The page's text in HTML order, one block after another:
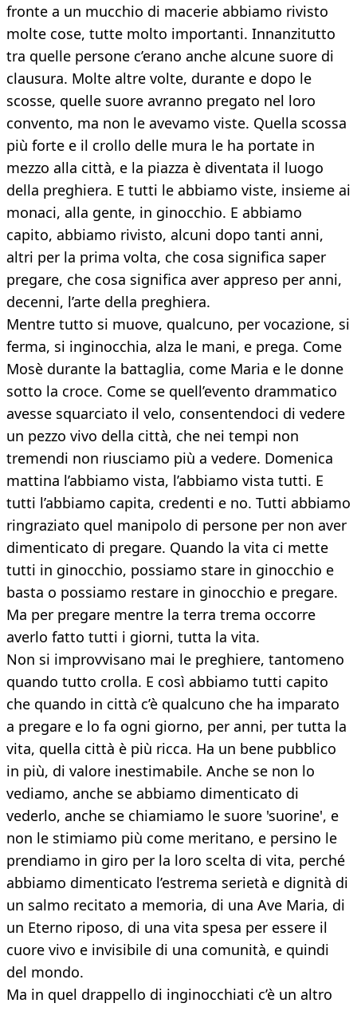
fronte a un mucchio di macerie abbiamo rivisto
molte cose, tutte molto importanti. Innanzitutto
tra quelle persone c’erano anche alcune suore di
clausura. Molte altre volte, durante e dopo le
scosse, quelle suore avranno pregato nel loro
convento, ma non le avevamo viste. Quella scossa
più forte e il crollo delle mura le ha portate in
mezzo alla città, e la piazza è diventata il luogo
della preghiera. E tutti le abbiamo viste, insieme ai
monaci, alla gente, in ginocchio. E abbiamo
capito, abbiamo rivisto, alcuni dopo tanti anni,
altri per la prima volta, che cosa significa saper
pregare, che cosa significa aver appreso per anni,
decenni, l’arte della preghiera.
Mentre tutto si muove, qualcuno, per vocazione, si
ferma, si inginocchia, alza le mani, e prega. Come
Mosè durante la battaglia, come Maria e le donne
sotto la croce. Come se quell’evento drammatico
avesse squarciato il velo, consentendoci di vedere
un pezzo vivo della città, che nei tempi non
tremendi non riusciamo più a vedere. Domenica
mattina l’abbiamo vista, l’abbiamo vista tutti. E
tutti l’abbiamo capita, credenti e no. Tutti abbiamo
ringraziato quel manipolo di persone per non aver
dimenticato di pregare. Quando la vita ci mette
tutti in ginocchio, possiamo stare in ginocchio e
basta o possiamo restare in ginocchio e pregare.
Ma per pregare mentre la terra trema occorre
averlo fatto tutti i giorni, tutta la vita.
Non si improvvisano mai le preghiere, tantomeno
quando tutto crolla. E così abbiamo tutti capito
che quando in città c’è qualcuno che ha imparato
a pregare e lo fa ogni giorno, per anni, per tutta la
vita, quella città è più ricca. Ha un bene pubblico
in più, di valore inestimabile. Anche se non lo
vediamo, anche se abbiamo dimenticato di
vederlo, anche se chiamiamo le suore 'suorine', e
non le stimiamo più come meritano, e persino le
prendiamo in giro per la loro scelta di vita, perché
abbiamo dimenticato l’estrema serietà e dignità di
un salmo recitato a memoria, di una Ave Maria, di
un Eterno riposo, di una vita spesa per essere il
cuore vivo e invisibile di una comunità, e quindi
del mondo.
Ma in quel drappello di inginocchiati c’è un altro